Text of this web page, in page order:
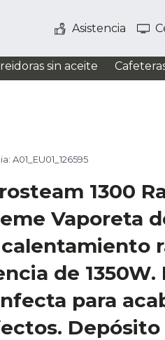
Asistencia
sin aceite
A01_EU01_126595
1300
Vaporeta
de 1350W.
para
Depósito